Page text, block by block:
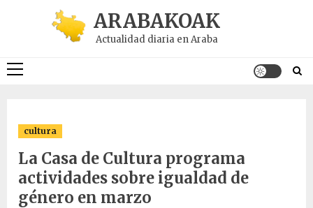
ARABAKOAK
Actualidad diaria en Araba
Menú
cultura
La Casa de Cultura programa
actividades sobre igualdad de
género en marzo